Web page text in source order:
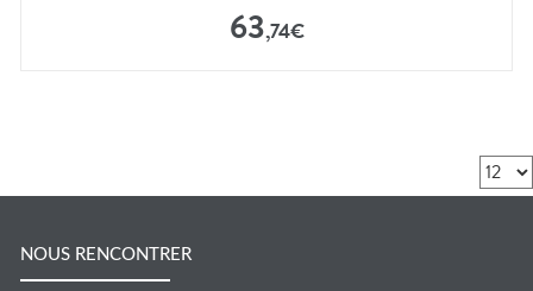
63,74€
NOUS RENCONTRER